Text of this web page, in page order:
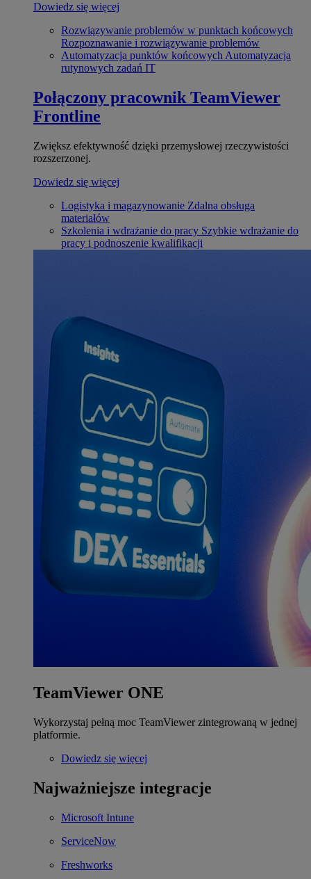
Dowiedz się więcej
Rozwiązywanie problemów w punktach końcowych
Rozpoznawanie i rozwiązywanie problemów
Automatyzacja punktów końcowych Automatyzacja
rutynowych zadań IT
Połączony pracownik TeamViewer
Frontline
Zwiększ efektywność dzięki przemysłowej rzeczywistości
rozszerzonej.
Dowiedz się więcej
Logistyka i magazynowanie Zdalna obsługa
materiałów
Szkolenia i wdrażanie do pracy Szybkie wdrażanie do
pracy i podnoszenie kwalifikacji
TeamViewer ONE
Wykorzystaj pełną moc TeamViewer zintegrowaną w jednej
platformie.
Dowiedz się więcej
Najważniejsze integracje
Microsoft Intune
ServiceNow
Freshworks